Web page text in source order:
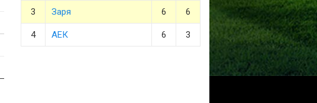
3 Заря 6 6
4 АЕК 6 3